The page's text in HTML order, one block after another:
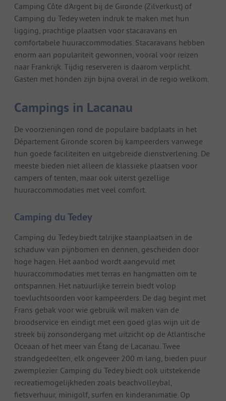
Camping Côte d'Argent bij de Gironde (Zilverkust) of
Camping du Tedey weten indruk te maken met hun
ligging, prachtige plaatsen voor stacaravans en
comfortabele huuraccommodaties. Stacaravans hebben
enorm aan populariteit gewonnen, vooral voor reizen
naar Frankrijk. Tijdig reserveren is daarom verplicht.
Gasten met honden zijn bijna overal in de regio welkom.
Campings in Lacanau
De voorzieningen rond de populaire badplaats in het
Département Gironde scoren bij kampeerders vanwege
hun goede faciliteiten en uitgebreide dienstverlening. De
meeste bieden niet alleen de klassieke plaatsen voor
campers of tenten, maar ook uiterst gezellige
huuraccommodaties met veel comfort.
Camping du Tedey
Camping du Tedey biedt talrijke staanplaatsen in de
schaduw van pijnbomen en dennen, gescheiden door
hoge hagen. Het aanbod wordt aangevuld met
huuraccommodaties met terras en hangmatten om te
ontspannen. Het natuurlijke terrein biedt volop
toevluchtsoorden voor kampeerders. De dag begint met
Frans gebak voor wie gebruik wil maken van de
broodservice en eindigt met een goed glas wijn uit de
streek bij zonsondergang met uitzicht op de Atlantische
Oceaan of het meer van Étang de Lacanau. Twee
strandgedeelten, elk ongeveer 200 m lang, bieden puur
zwemplezier. Camping du Tedey biedt ook uitstekende
recreatiemogelijkheden zoals beachvolleybal,
fietsverhuur, minigolf, surfen en kinderanimatie. Op